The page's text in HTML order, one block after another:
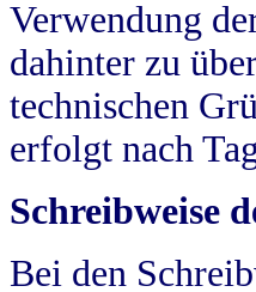
Verwendung
dahinter zu
technischen
erfolgt nach
Schreibweise
Bei den